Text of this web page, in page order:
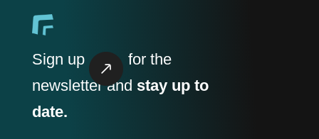
Sign up
for the
newsletter and stay up to
date.